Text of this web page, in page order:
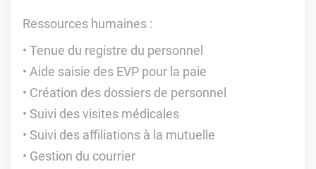
Ressources humaines :
Tenue du registre du personnel
Aide saisie des EVP pour la paie
Création des dossiers de personnel
Suivi des visites médicales
Suivi des affiliations à la mutuelle
Gestion du courrier